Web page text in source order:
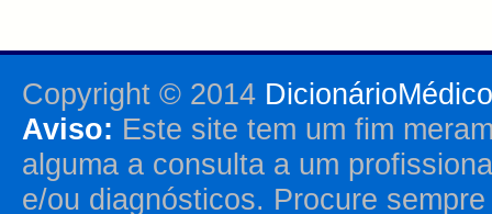
Copyright © 2014
Aviso: Este site tem um fim
alguma a consulta a um
e/ou diagnósticos. Procure